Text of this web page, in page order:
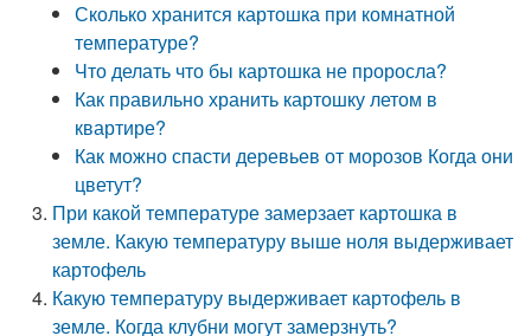
Сколько хранится картошка при комнатной
температуре?
Что делать что бы картошка не проросла?
Как правильно хранить картошку летом в
квартире?
Как можно спасти деревьев от морозов Когда они
цветут?
При какой температуре замерзает картошка в
земле. Какую температуру выше ноля выдерживает
картофель
Какую температуру выдерживает картофель в
земле. Когда клубни могут замерзнуть?